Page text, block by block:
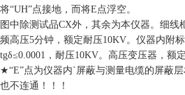
将“UH”点接地，而将E点浮空。
图中除测试品CX外，其余为本仪器。细线
频高压5分钟，额定耐压10KV。仪器内附标
tgδ≤0.0001，耐压10KV。高压变压器，额
★“E”点为仪器内`屏蔽与测量电缆的屏蔽
也不连通！！！